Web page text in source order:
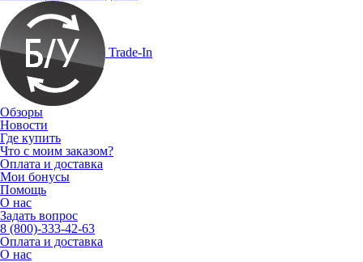
Trade-In
Обзоры
Новости
Где купить
Что с моим заказом?
Оплата и доставка
Мои бонусы
Помощь
О нас
Задать вопрос
8 (800)-333-42-63
Оплата и доставка
О нас